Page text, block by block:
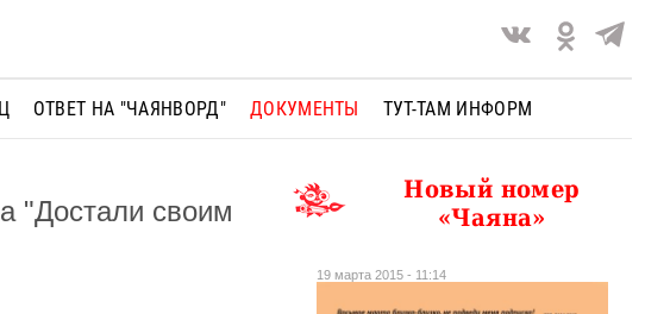
ОТВЕТ НА "ЧАЯНВОРД" ДОКУМЕНТЫ ТУТ-ТАМ ИНФОРМ
"Достали своим
Новый номер
«Чаяна»
19 марта 2015 - 11:14